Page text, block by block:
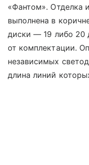
«Фантом». Отделка
выполнена в
диски — 19 либо 20
от комплектации.
независимых
длина линий